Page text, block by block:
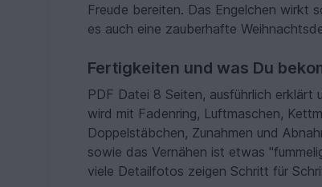
Freude bereiten. Das Engelchen wirkt
es auch eine zauberhafte
Fertigkeiten und was Du
PDF Datei 8 Seiten, ausführlich
wird mit Fadenring, Luftmaschen,
Doppelstäbchen, Zunahmen und
sowie das Vernähen ist etwas
viele Detailfotos zeigen Schritt für